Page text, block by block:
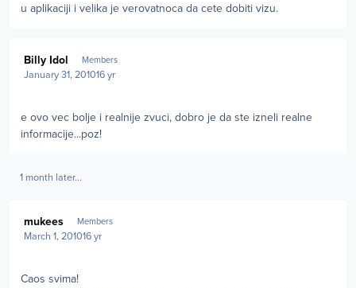
u aplikaciji i velika je verovatnoca da cete dobiti vizu.
Billy Idol Members
January 31, 201016 yr
e ovo vec bolje i realnije zvuci, dobro je da ste izneli realne
informacije...poz!
1 month later...
mukees Members
March 1, 201016 yr
Caos svima!